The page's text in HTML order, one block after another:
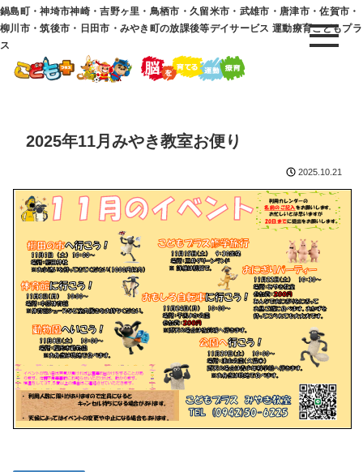
鍋島町・神埼市神崎・吉野ヶ里・鳥栖市・久留米市・武雄市・唐津市・佐賀市・
柳川市・筑後市・日田市・みやき町の放課後等デイサービス 運動療育こどもプラ
ス
2025年11月みやき教室お便り
2025.10.21